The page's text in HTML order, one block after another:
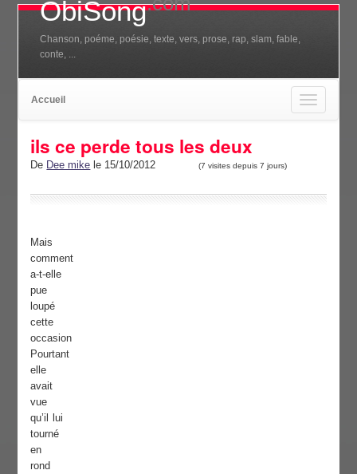
ObiSong
Chanson, poéme, poésie, texte, vers, prose, rap, slam, fable,
conte, ...
Toggle
navigation
Accueil
ils ce perde tous les deux
De Dee mike le 15/10/2012 (7 visites depuis 7 jours)
Mais
comment
a-t-elle
pue
loupé
cette
occasion
Pourtant
elle
avait
vue
qu’il lui
tourné
en
rond